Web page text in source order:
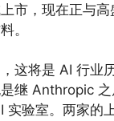
市，现在正与高
。
这将是 AI 行业
继 Anthropic 之
实验室。两家的